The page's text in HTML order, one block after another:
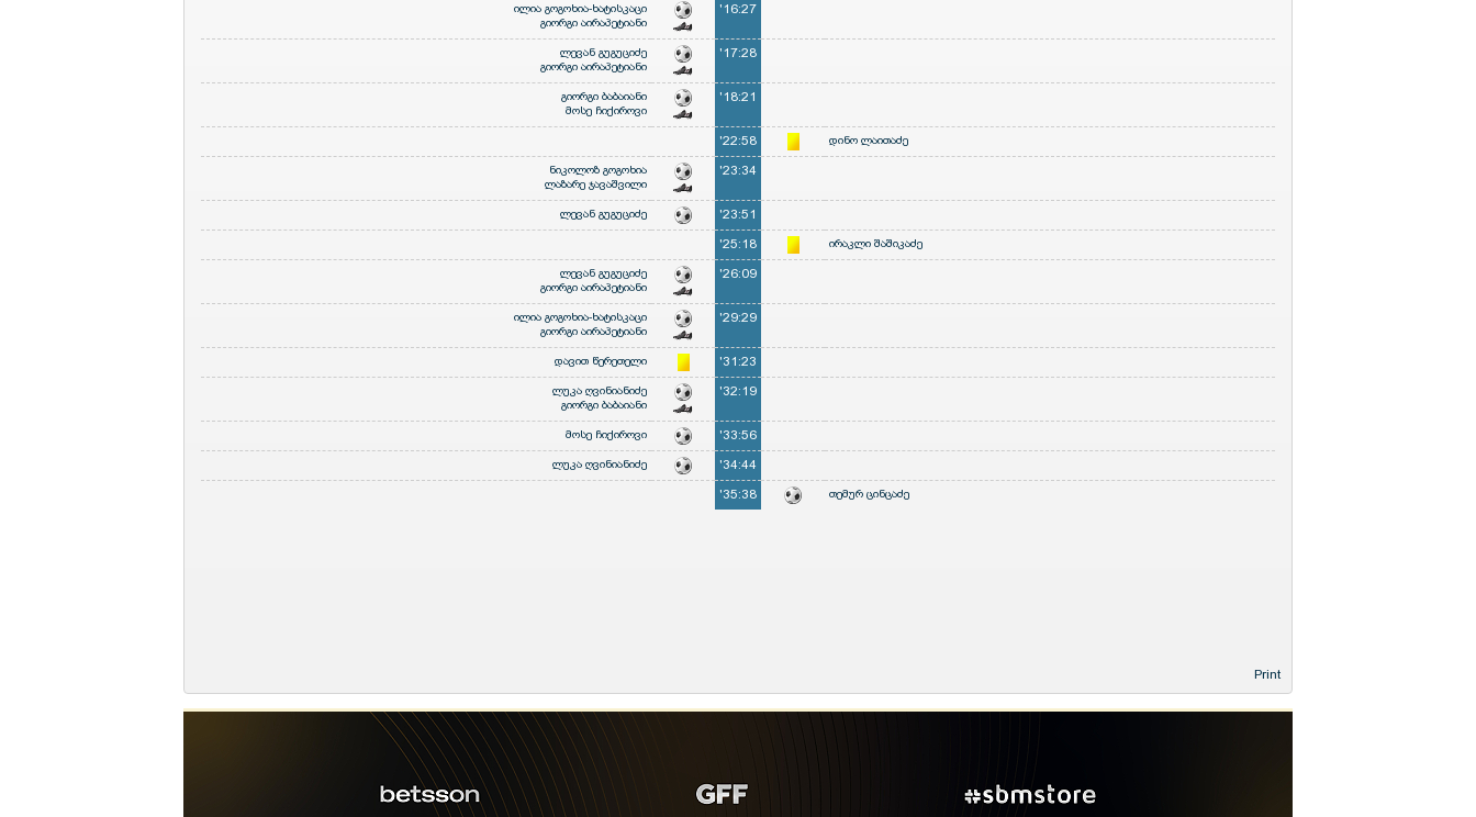
ილია გოგოხია-ხატისკაცი
გიორგი აირაპეტიანი
'16:27
ლევან გუგუციძე
გიორგი აირაპეტიანი
'17:28
გიორგი ბაბაიანი
მოსე ჩიქიროვი
'18:21
'22:58 დინო ლაითაძე
ნიკოლოზ გოგოხია
ლაზარე ჯავაშვილი
'23:34
ლევან გუგუციძე
'23:51
'25:18
ირაკლი შაშიკაძე
ლევან გუგუციძე
გიორგი აირაპეტიანი
'26:09
ილია გოგოხია-ხატისკაცი
გიორგი აირაპეტიანი
'29:29
დავით წერეთელი '31:23
ლუკა ღვინიანიძე
გიორგი ბაბაიანი
'32:19
მოსე ჩიქიროვი '33:56
ლუკა ღვინიანიძე
'34:44
'35:38
თემურ ცინცაძე
Print